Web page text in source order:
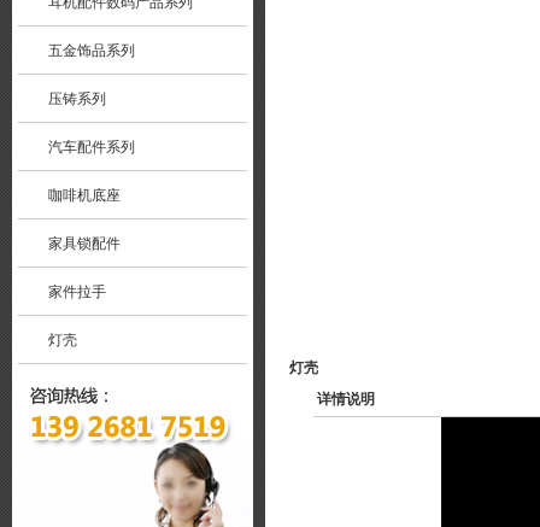
五金饰品系列
压铸系列
汽车配件系列
咖啡机底座
家具锁配件
家件拉手
灯壳
灯壳
详情说明